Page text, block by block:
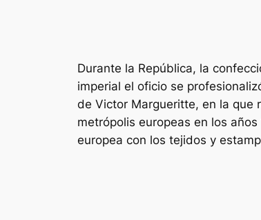
Durante la República, la
imperial el oficio se
de Victor Margueritte, en la que
metrópolis europeas en los
europea con los tejidos y